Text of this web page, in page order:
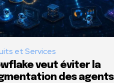
et Services
veut éviter la
des agents